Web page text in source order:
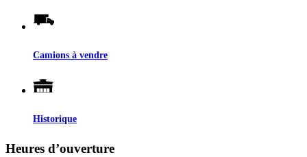
Camions à vendre
Historique
Heures d’ouverture